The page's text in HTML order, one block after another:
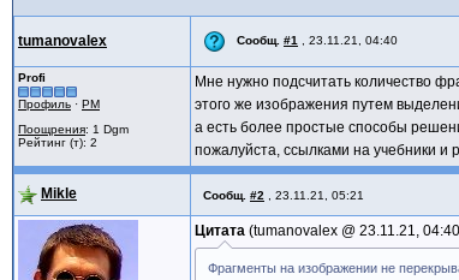
tumanovalex Сообщ. #1 23.11.21, 04:40
Profi
Профиль · PM
Поощрения: 1 Dgm
Рейтинг (т): 2
Мне нужно подсчитать количество
этого же изображения путем
а есть более простые способы
пожалуйста, ссылками на учебники и
Mikle Сообщ. #2 23.11.21, 05:21
Цитата tumanovalex @ 23.11.21, 04:40
Фрагменты на изображении не